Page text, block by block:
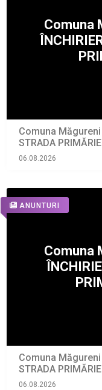
Comuna Măgureni
STRADA
06.08.2026
ANUNTURI
Comuna Măgureni
STRADA
06.08.2026